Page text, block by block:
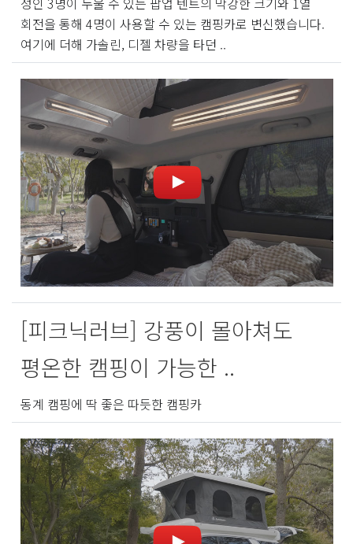
회전을 통해 4명이 사용할 수 있는 캠핑카로 변신했습니다.
여기에 더해 가솔린, 디젤 차량을 타던 ..
[피크닉러브] 강풍이 몰아쳐도
평온한 캠핑이 가능한 ..
동계 캠핑에 딱 좋은 따듯한 캠핑카